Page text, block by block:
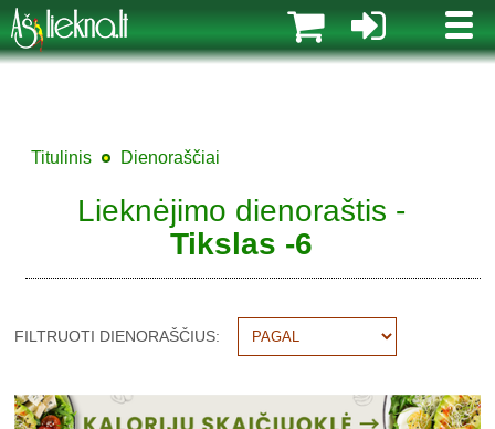
MENIU
Titulinis Dienoraščiai
Lieknėjimo dienoraštis -
Tikslas -6
FILTRUOTI DIENORAŠČIUS: